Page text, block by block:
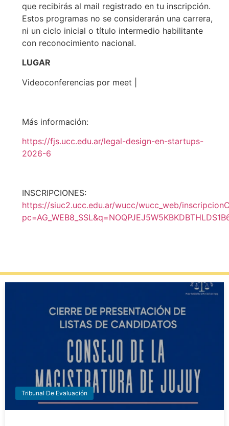
que recibirás al mail registrado en tu inscripción.
Estos programas no se considerarán una carrera,
ni un ciclo inicial o título intermedio habilitante
con reconocimiento nacional.
LUGAR
Videoconferencias por meet |
Más información:
https://fjs.ucc.edu.ar/legal-design-en-startups-
2026-6
INSCRIPCIONES:
https://siuc2.ucc.edu.ar/wucc/wucc_web/
Tribunal De Evaluación